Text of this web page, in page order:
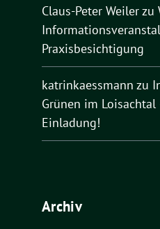
Claus-Peter Weilerzu
Praxisbesichtigung
katrinkaessmann zu
Grünen im
Einladung!
Archiv